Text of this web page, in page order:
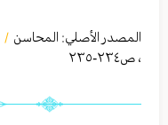
المصدر الأصلي: المحاسن /
، ص٢٣٤-٢٣٥